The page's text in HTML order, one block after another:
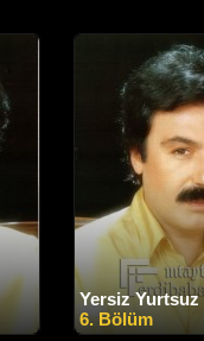
Yersiz Yurtsuz
6. Bölüm